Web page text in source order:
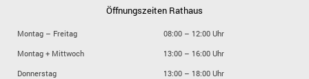
Öffnungszeiten Rathaus
Montag – Freitag
08:00 – 12:00 Uhr
Montag + Mittwoch
13:00 – 16:00 Uhr
Donnerstag
13:00 – 18:00 Uhr